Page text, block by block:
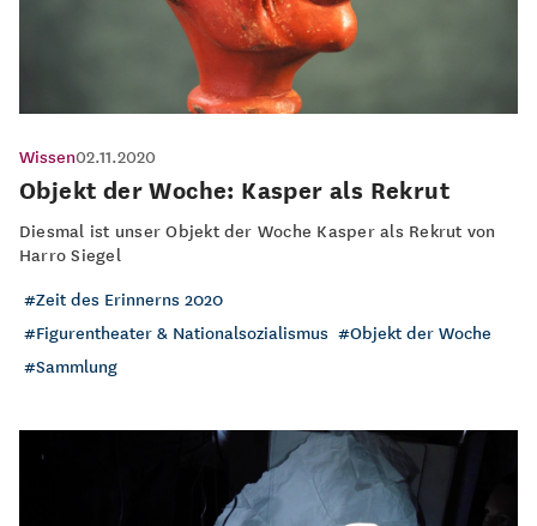
Wissen02.11.2020
Objekt der Woche: Kasper als Rekrut
Diesmal ist unser Objekt der Woche Kasper als Rekrut von
Harro Siegel
Zeit des Erinnerns 2020
Figurentheater & Nationalsozialismus
Objekt der Woche
Sammlung